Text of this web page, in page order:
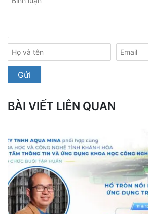
BÀI VIẾT LIÊN QUAN